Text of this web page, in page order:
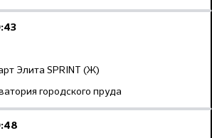
Элита SPRINT (Ж)
городского пруда